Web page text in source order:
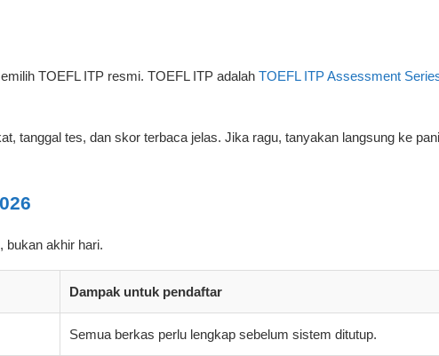
TOEFL ITP resmi. TOEFL ITP adalah TOEFL ITP Assessment
tanggal tes, dan skor terbaca jelas. Jika ragu, tanyakan langsung ke
bukan akhir hari.
Dampak untuk pendaftar
Semua berkas perlu lengkap sebelum sistem ditutup.